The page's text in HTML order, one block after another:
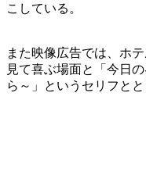
こしている。
また映像広告では、ホ
見て喜ぶ場面と「今日
ら～」というセリフと